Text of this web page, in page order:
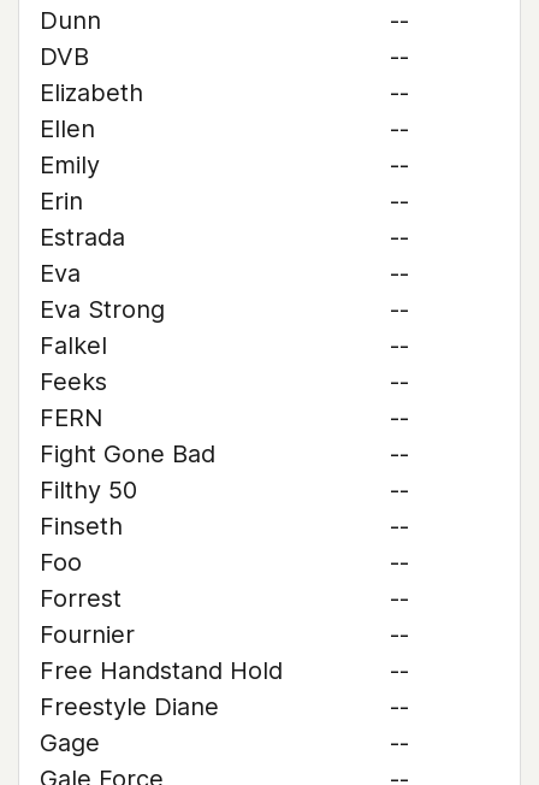
Dunn
--
DVB
--
Elizabeth
--
Ellen
--
Emily
--
Erin
--
Estrada
--
Eva
--
Eva Strong
--
Falkel
--
Feeks
--
FERN
--
Fight Gone Bad
--
Filthy 50
--
Finseth
--
Foo
--
Forrest
--
Fournier
--
Free Handstand Hold
--
Freestyle Diane
--
Gage
--
Gale Force
--